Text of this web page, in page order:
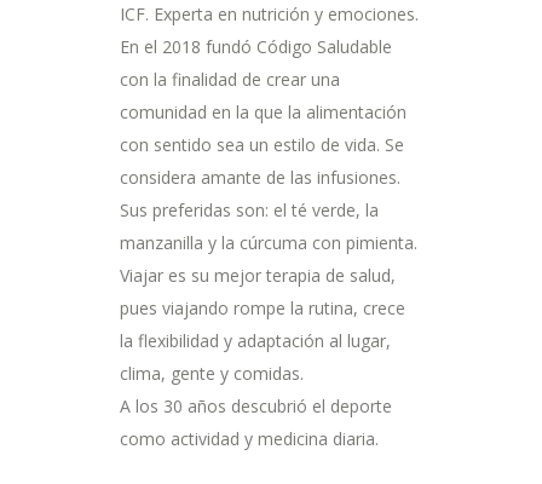
ICF. Experta en nutrición y emociones.
En el 2018 fundó Código Saludable
con la finalidad de crear una
comunidad en la que la alimentación
con sentido sea un estilo de vida. Se
considera amante de las infusiones.
Sus preferidas son: el té verde, la
manzanilla y la cúrcuma con pimienta.
Viajar es su mejor terapia de salud,
pues viajando rompe la rutina, crece
la flexibilidad y adaptación al lugar,
clima, gente y comidas.
A los 30 años descubrió el deporte
como actividad y medicina diaria.